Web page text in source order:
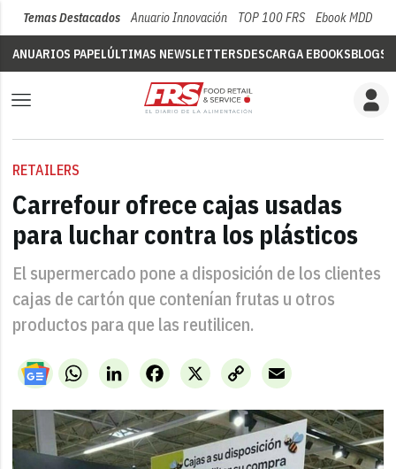
Temas Destacados Anuario Innovación TOP 100 FRS Ebook MDD
ANUARIOS PAPELÚLTIMAS NEWSLETTERSDESCARGA EBOOKSBLOGS
RETAILERS
Carrefour ofrece cajas usadas
para luchar contra los plásticos
El supermercado pone a disposición de los clientes
cajas de cartón que contenían frutas u otros
productos para que las reutilicen.
WhatsAppLinkedIn X
Facebook
Copy
Link
Email